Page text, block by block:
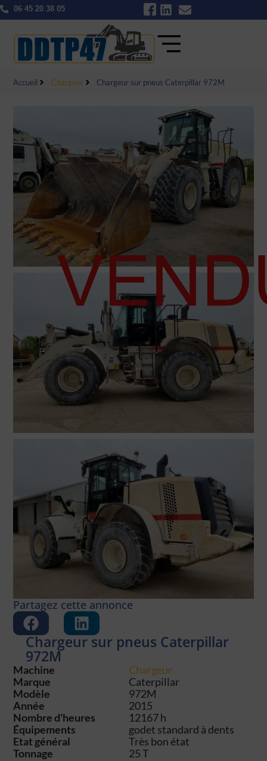
06 45 20 38 05
Accueil Chargeur Chargeur sur pneus Caterpillar 972M
Partagez cette annonce
Chargeur sur pneus Caterpillar
972M
Machine
Chargeur
Marque
Caterpillar
Modèle
972M
Année
2015
Nombre d'heures
12167 h
Équipements
godet standard à dents
Etat général
Très bon état
Tonnage
25 T